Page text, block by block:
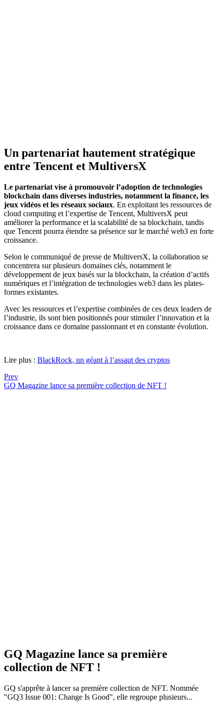
Un partenariat hautement stratégique
entre Tencent et MultiversX
Le partenariat vise à promouvoir l’adoption de technologies
blockchain dans diverses industries, notamment la finance, les
jeux vidéos et les réseaux sociaux. En exploitant les ressources de
cloud computing et l’expertise de Tencent, MultiversX peut
améliorer la performance et la scalabilité de sa blockchain, tandis
que Tencent pourra étendre sa présence sur le marché web3 en forte
croissance.
Selon le communiqué de presse de MultiversX, la collaboration se
concentrera sur plusieurs domaines clés, notamment le
développement de jeux basés sur la blockchain, la création d’actifs
numériques et l’intégration de technologies web3 dans les plates-
formes existantes.
Avec les ressources et l’expertise combinées de ces deux leaders de
l’industrie, ils sont bien positionnés pour stimuler l’innovation et la
croissance dans ce domaine passionnant et en constante évolution.
Lire plus : BlackRock, un géant à l’assaut des cryptos
Prev
GQ Magazine lance sa première collection de NFT !
GQ Magazine lance sa première
collection de NFT !
GQ s'apprête à lancer sa première collection de NFT. Nommée
"GQ3 Issue 001: Change Is Good", elle regroupe plusieurs...